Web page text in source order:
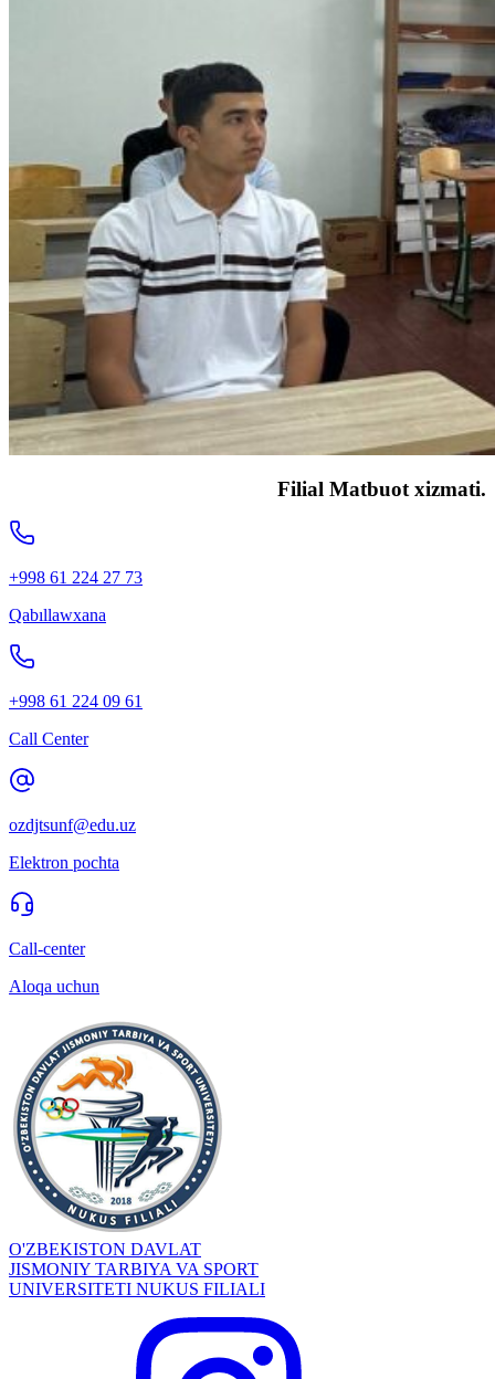
Filial Matbuot xizmati.
+998 61 224 27 73
Qabıllawxana
+998 61 224 09 61
Call Center
ozdjtsunf@edu.uz
Elektron pochta
Call-center
Aloqa uchun
O'ZBEKISTON DAVLAT
JISMONIY TARBIYA VA SPORT
UNIVERSITETI NUKUS FILIALI